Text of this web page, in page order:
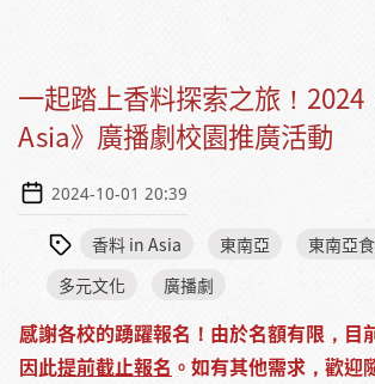
一起踏上香料探索之旅！2024
Asia》廣播劇校園推廣活動
2024-10-01 20:39
香料 in Asia 東南亞
東南亞
多元文化
廣播劇
感謝各校的踴躍報名！由於名額有限，目
因此提前截止報名 。如有其他需求，歡迎